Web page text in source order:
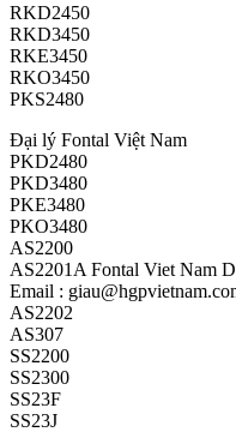
RKD2450
RKD3450
RKE3450
RKO3450
PKS2480
Đại lý Fontal Việt Nam
PKD2480
PKD3480
PKE3480
PKO3480
AS2200
AS2201A Fontal Viet Nam
Email :
AS2202
AS307
SS2200
SS2300
SS23F
SS23J